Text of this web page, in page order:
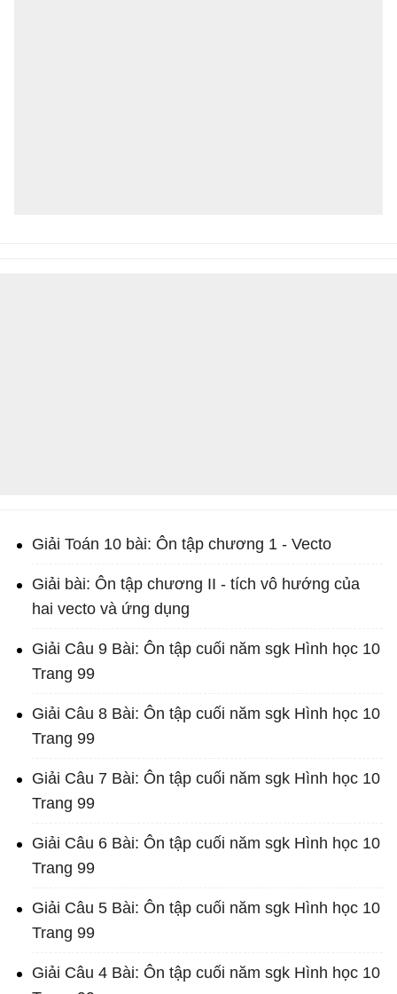
Giải Toán 10 bài: Ôn tập chương 1 - Vecto
Giải bài: Ôn tập chương II - tích vô hướng của
hai vecto và ứng dụng
Giải Câu 9 Bài: Ôn tập cuối năm sgk Hình học 10
Trang 99
Giải Câu 8 Bài: Ôn tập cuối năm sgk Hình học 10
Trang 99
Giải Câu 7 Bài: Ôn tập cuối năm sgk Hình học 10
Trang 99
Giải Câu 6 Bài: Ôn tập cuối năm sgk Hình học 10
Trang 99
Giải Câu 5 Bài: Ôn tập cuối năm sgk Hình học 10
Trang 99
Giải Câu 4 Bài: Ôn tập cuối năm sgk Hình học 10